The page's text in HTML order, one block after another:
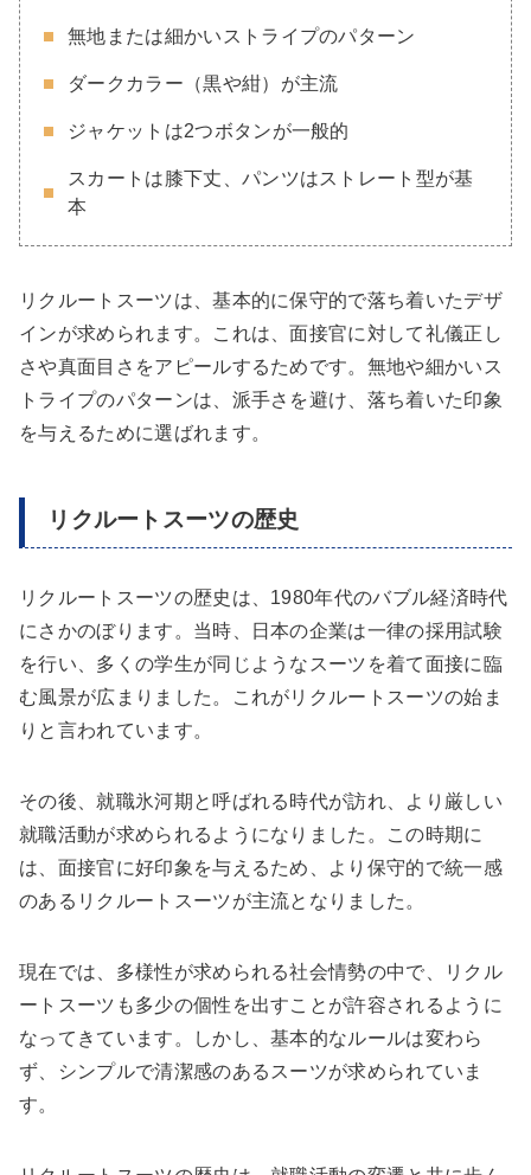
無地または細かいストライプのパターン
ダークカラー（黒や紺）が主流
ジャケットは2つボタンが一般的
スカートは膝下丈、パンツはストレート型が基
本
リクルートスーツは、基本的に保守的で落ち着いたデザ
インが求められます。これは、面接官に対して礼儀正し
さや真面目さをアピールするためです。無地や細かいス
トライプのパターンは、派手さを避け、落ち着いた印象
を与えるために選ばれます。
リクルートスーツの歴史
リクルートスーツの歴史は、1980年代のバブル経済時代
にさかのぼります。当時、日本の企業は一律の採用試験
を行い、多くの学生が同じようなスーツを着て面接に臨
む風景が広まりました。これがリクルートスーツの始ま
りと言われています。
その後、就職氷河期と呼ばれる時代が訪れ、より厳しい
就職活動が求められるようになりました。この時期に
は、面接官に好印象を与えるため、より保守的で統一感
のあるリクルートスーツが主流となりました。
現在では、多様性が求められる社会情勢の中で、リクル
ートスーツも多少の個性を出すことが許容されるように
なってきています。しかし、基本的なルールは変わら
ず、シンプルで清潔感のあるスーツが求められていま
す。